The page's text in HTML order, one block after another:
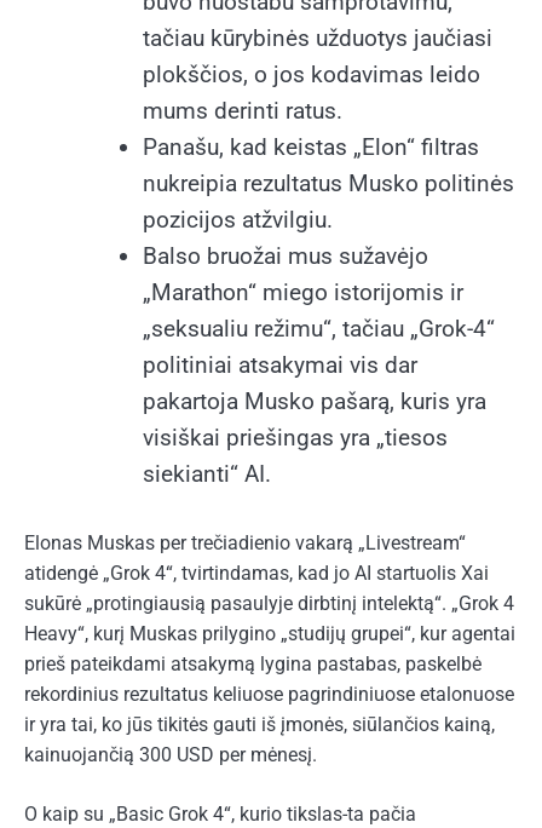
tačiau kūrybinės užduotys jaučiasi
plokščios, o jos kodavimas leido
mums derinti ratus.
Panašu, kad keistas „Elon“ filtras
nukreipia rezultatus Musko politinės
pozicijos atžvilgiu.
Balso bruožai mus sužavėjo
„Marathon“ miego istorijomis ir
„seksualiu režimu“, tačiau „Grok-4“
politiniai atsakymai vis dar
pakartoja Musko pašarą, kuris yra
visiškai priešingas yra „tiesos
siekianti“ AI.
Elonas Muskas per trečiadienio vakarą „Livestream“
atidengė „Grok 4“, tvirtindamas, kad jo AI startuolis Xai
sukūrė „protingiausią pasaulyje dirbtinį intelektą“. „Grok 4
Heavy“, kurį Muskas prilygino „studijų grupei“, kur agentai
prieš pateikdami atsakymą lygina pastabas, paskelbė
rekordinius rezultatus keliuose pagrindiniuose etalonuose
ir yra tai, ko jūs tikitės gauti iš įmonės, siūlančios kainą,
kainuojančią 300 USD per mėnesį.
O kaip su „Basic Grok 4“, kurio tikslas-ta pačia